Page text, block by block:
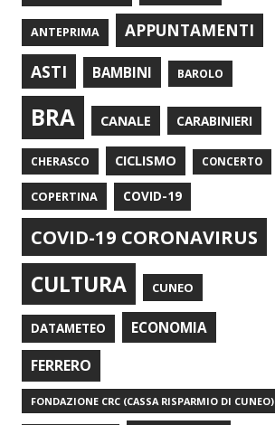
ANTEPRIMA
APPUNTAMENTI
ASTI
BAMBINI BAROLO
BRA CANALE CARABINIERI
CHERASCO CICLISMO CONCERTO
COPERTINA COVID-19
COVID-19 CORONAVIRUS
CULTURA CUNEO
DATAMETEO ECONOMIA
FERRERO
FONDAZIONE CRC (CASSA RISPARMIO DI CUNEO)